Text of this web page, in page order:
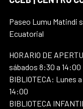
Paseo Lumu Matindi
Ecuatorial
HORARIO DE
sábados 8:30 a 14:00
BIBLIOTECA: Lunes
14:00
BIBLIOTECA